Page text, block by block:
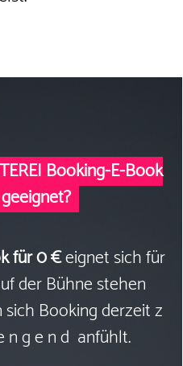
Booking-E-Book
für 0 €eignet sich für
der Bühne stehen
Booking derzeit z
g e n d anfühlt.